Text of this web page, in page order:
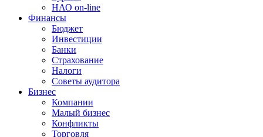
НАО on-line
Финансы
Бюджет
Инвестиции
Банки
Страхование
Налоги
Советы аудитора
Бизнес
Компании
Малый бизнес
Конфликты
Торговля